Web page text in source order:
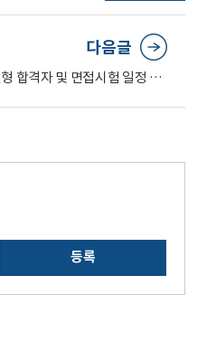
다음글
[공고 제2026-71호] 지방공무원 7급 전입(경력경쟁채용시험) 서류전형 합격자 및 면접시험 일정 공고
등록